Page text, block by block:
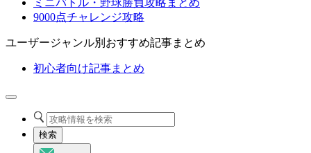
ミニバトル・野球勝負攻略まとめ
9000点チャレンジ攻略
ユーザージャンル別おすすめ記事まとめ
初心者向け記事まとめ
検索